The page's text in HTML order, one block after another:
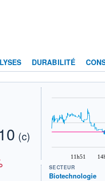
DURABILITÉ
(c)
11h51
SECTEUR
Biotechnologie